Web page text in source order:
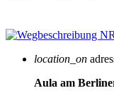
location_on
Aula am